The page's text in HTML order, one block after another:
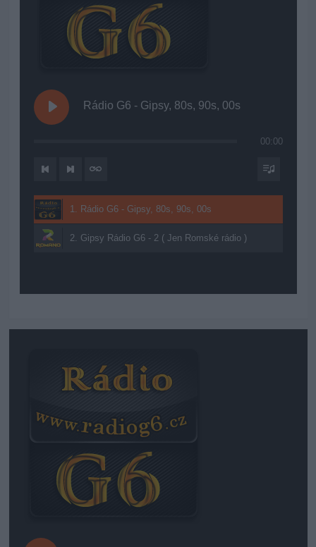
Rádio G6 - Gipsy, 80s, 90s, 00s
00:00
1. Rádio G6 - Gipsy, 80s, 90s, 00s
2. Gipsy Rádio G6 - 2 ( Jen Romské rádio )